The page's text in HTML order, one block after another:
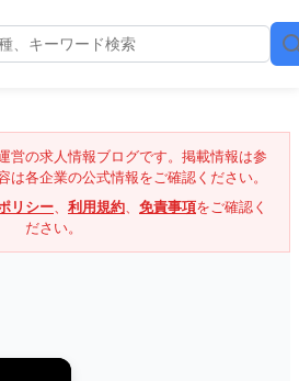
営の求人情報ブログです。掲載情報は参
は各企業の公式情報をご確認ください。
リシー、 利用規約、 免責事項をご確認く
ださい。